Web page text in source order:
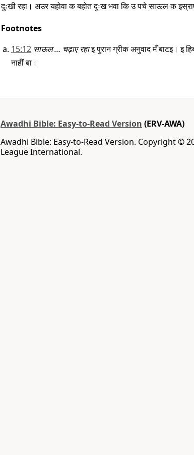
दुःखी रहा। अउर यहोवा क बहोत दुःख भवा कि उ पचे साऊल क
Footnotes
15:12 साऊल … चढ़ाए रहाइ पुरान ग्रीक अनुवाद मँ बाटइ। इ
नाहीं बा।
Awadhi Bible: Easy-to-Read Version (ERV-AWA)
Awadhi Bible: Easy-to-Read Version. Copyright ©
League International.